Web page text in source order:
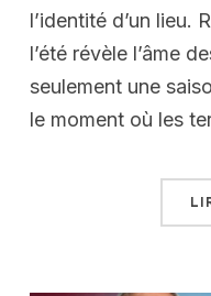
l’identité d’un lieu.
l’été révèle l’âme
seulement une
le moment où les